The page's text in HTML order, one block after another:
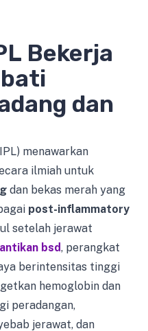
Bekerja
dan
menawarkan
ilmiah untuk
dan bekas merah yang
post-inflammatory
setelah jerawat
bsd, perangkat
berintensitas tinggi
hemoglobin dan
peradangan,
jerawat, dan